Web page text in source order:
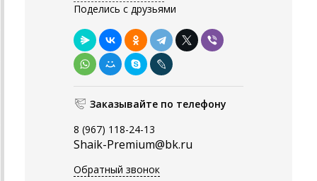
Поделись с друзьями
Заказывайте по телефону
8 (967) 118-24-13
Shaik-Premium@bk.ru
Обратный звонок